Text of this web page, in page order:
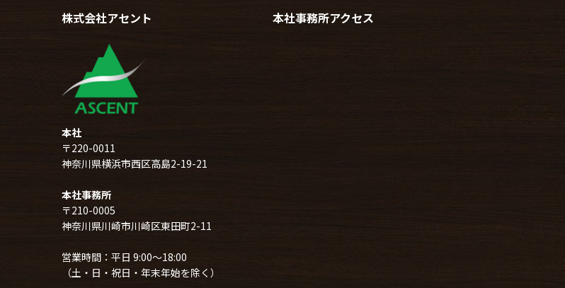
株式会社アセント
本社
〒220-0011
神奈川県横浜市西区高島2-19-21
本社事務所
〒210-0005
神奈川県川崎市川崎区東田町2-11
営業時間：平日 9:00～18:00
（土・日・祝日・年末年始を除く）
本社事務所アクセス